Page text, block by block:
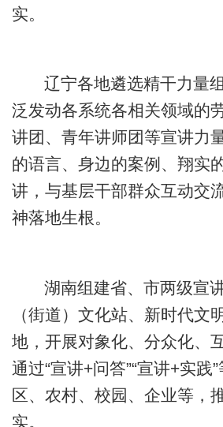
实。
辽宁各地遴选精干力量
泛发动各系统各相关领域的
讲团、青年讲师团等宣讲力
的语言、身边的案例、翔实
讲，与基层干部群众互动交
神落地生根。
湖南组建省、市两级宣
（街道）文化站、新时代文
地，开展对象化、分众化、
通过“宣讲+问答”“宣讲+实践
区、农村、校园、企业等，
实。